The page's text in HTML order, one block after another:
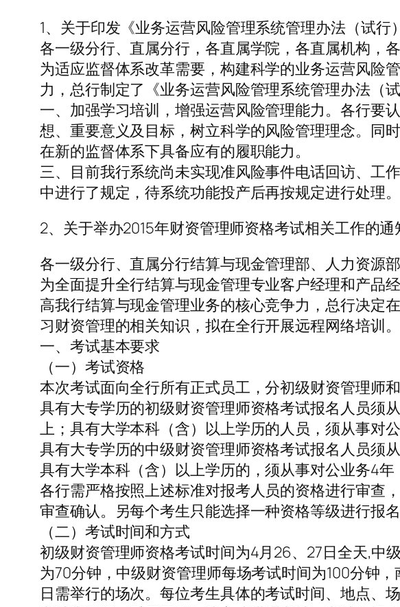
1、关于印发《业务运营风险管理系统管理办法（试行
各一级分行、直属分行，各直属学院，各直属机构，
为适应监督体系改革需要，构建科学的业务运营风险
力，总行制定了《业务运营风险管理系统管理办法（
一、加强学习培训，增强运营风险管理能力。各行要
想、重要意义及目标，树立科学的风险管理理念。同
在新的监督体系下具备应有的履职能力。
三、目前我行系统尚未实现准风险事件电话回访、工
中进行了规定，待系统功能投产后再按规定进行处理。
2、关于举办2015年财资管理师资格考试相关工作的通
各一级分行、直属分行结算与现金管理部、人力资源
为全面提升全行结算与现金管理专业客户经理和产品
高我行结算与现金管理业务的核心竞争力，总行决定
习财资管理的相关知识，拟在全行开展远程网络培训
一、考试基本要求
（一）考试资格
本次考试面向全行所有正式员工，分初级财资管理师
具有大专学历的初级财资管理师资格考试报名人员须
上；具有大学本科（含）以上学历的人员，须从事对
具有大专学历的中级财资管理师资格考试报名人员须
具有大学本科（含）以上学历的，须从事对公业务4
各行需严格按照上述标准对报考人员的资格进行审查
审查确认。另每个考生只能选择一种资格等级进行报名
（二）考试时间和方式
初级财资管理师资格考试时间为4月26、27日全天,中
为70分钟，中级财资管理师每场考试时间为100分钟
日需举行的场次。每位考生具体的考试时间、地点、